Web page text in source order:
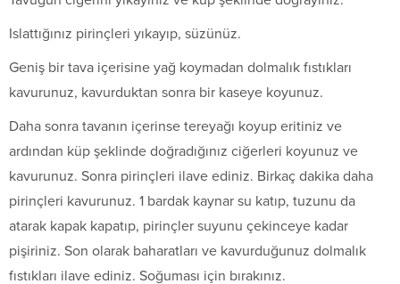
Islattığınız pirinçleri yıkayıp, süzünüz.
Geniş bir tava içerisine yağ koymadan dolmalık fıstıkları
kavurunuz, kavurduktan sonra bir kaseye koyunuz.
Daha sonra tavanın içerinse tereyağı koyup eritiniz ve
ardından küp şeklinde doğradığınız ciğerleri koyunuz ve
kavurunuz. Sonra pirinçleri ilave ediniz. Birkaç dakika daha
pirinçleri kavurunuz. 1 bardak kaynar su katıp, tuzunu da
atarak kapak kapatıp, pirinçler suyunu çekinceye kadar
pişiriniz. Son olarak baharatları ve kavurduğunuz dolmalık
fıstıkları ilave ediniz. Soğuması için bırakınız.